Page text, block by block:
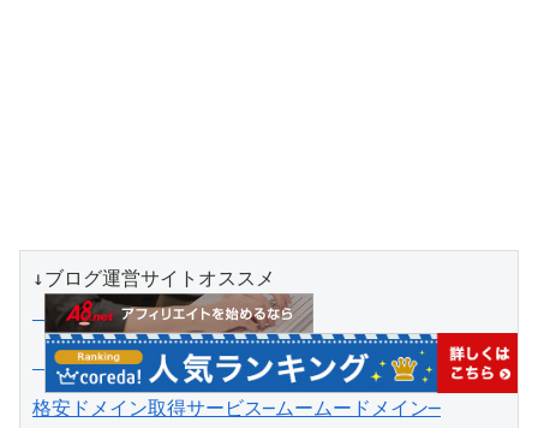
格安ドメイン取得サービス─ムームードメイン─